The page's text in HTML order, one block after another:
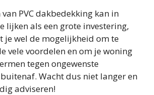
PVC dakbedekking kan in
lijken als een grote investering,
je wel de mogelijkheid om te
vele voordelen en om je woning
tegen ongewenste
Wacht dus niet langer en
adviseren!